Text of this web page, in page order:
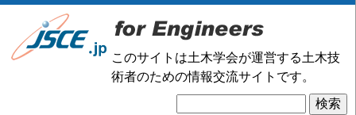
メ
このサイトは土木学会が運営する土木技
術者のための情報交流サイトです。